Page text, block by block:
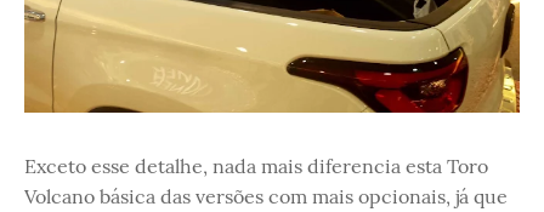
Exceto esse detalhe, nada mais diferencia esta Toro
Volcano básica das versões com mais opcionais, já que